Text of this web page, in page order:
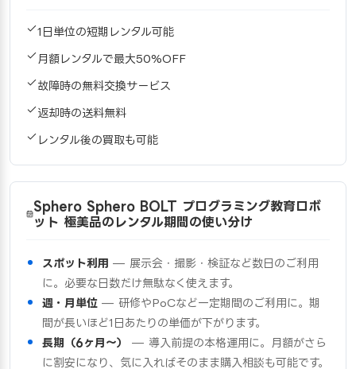
1日単位の短期レンタル可能
月額レンタルで最大50%OFF
故障時の無料交換サービス
返却時の送料無料
レンタル後の買取も可能
Sphero Sphero BOLT プログラミング教育ロボ
ット 極美品のレンタル期間の使い分け
スポット利用 — 展示会・撮影・検証など数日のご利用
に。必要な日数だけ無駄なく使えます。
週・月単位 — 研修やPoCなど一定期間のご利用に。期
間が長いほど1日あたりの単価が下がります。
長期（6ヶ月〜）
— 導入前提の本格運用に。月額がさら
に割安になり、気に入ればそのまま購入相談も可能です。